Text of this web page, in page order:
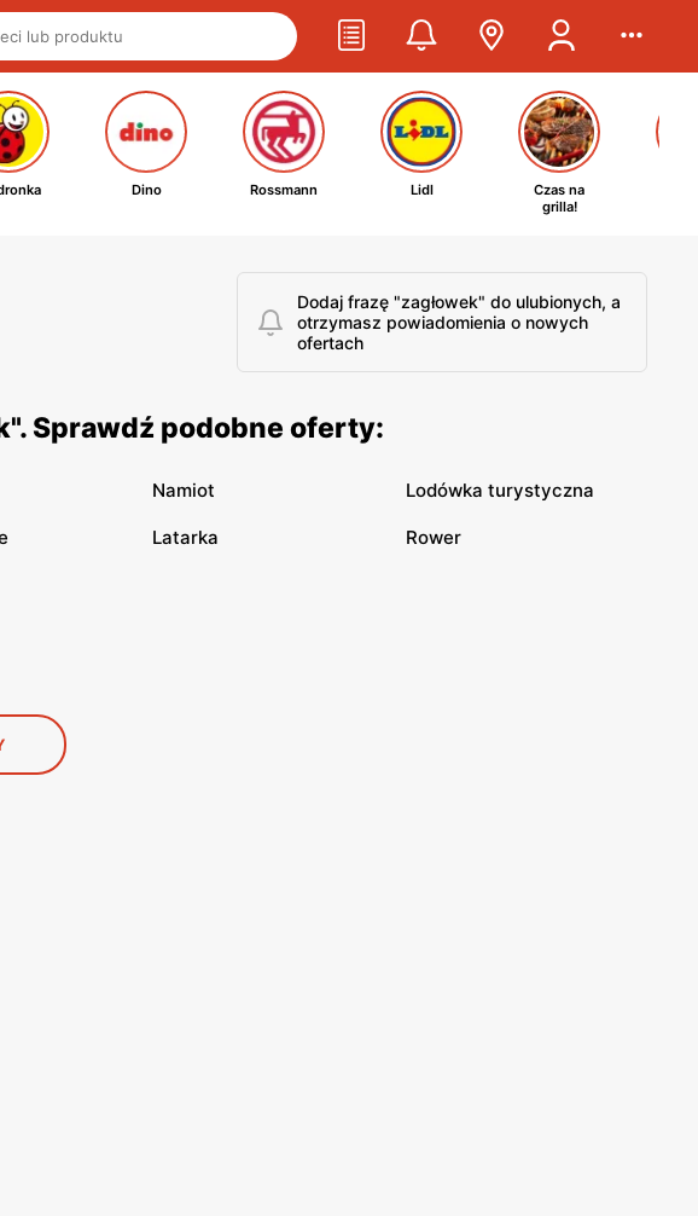
Dino Rossmann Lidl
Czas na
grilla!
Dodaj frazę "zagłowek" do ulubionych, a
otrzymasz powiadomienia o nowych
ofertach
Sprawdź podobne oferty:
Namiot Lodówka turystyczna
Latarka Rower